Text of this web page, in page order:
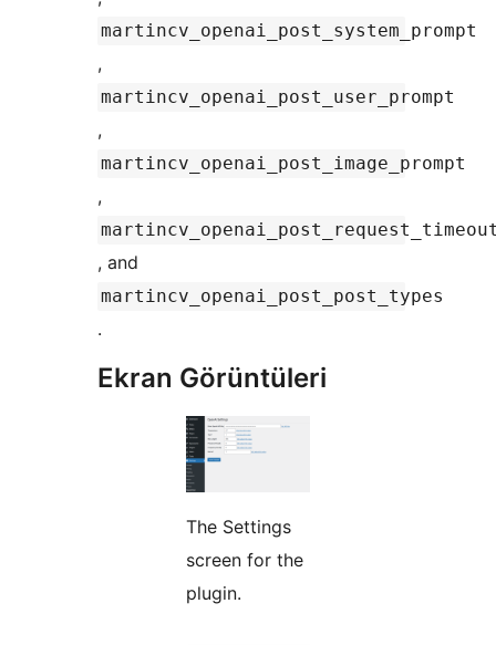
martincv_openai_post_system_prompt
,
martincv_openai_post_user_prompt
,
martincv_openai_post_image_prompt
,
, and
martincv_openai_post_post_types
.
Ekran Görüntüleri
The Settings
screen for the
plugin.